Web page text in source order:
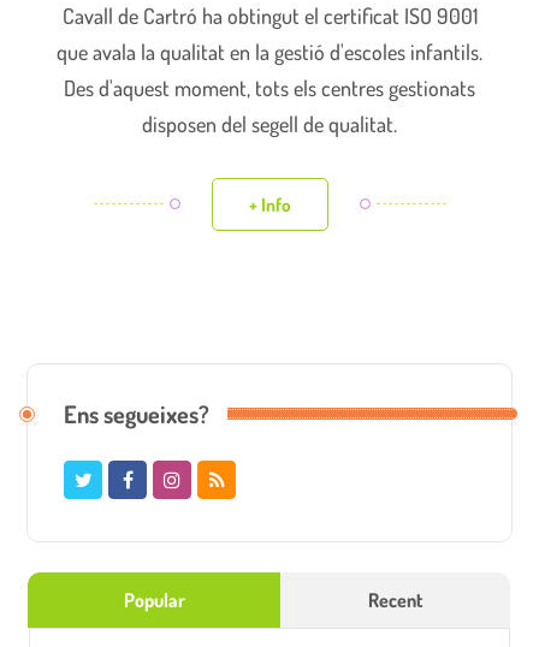
Cavall de Cartró ha obtingut el certificat ISO 9001
que avala la qualitat en la gestió d'escoles infantils.
Des d'aquest moment, tots els centres gestionats
disposen del segell de qualitat.
+ Info
Ens segueixes?
Popular Recent